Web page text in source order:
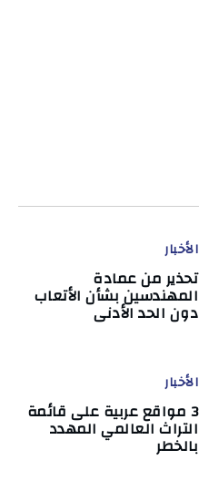
الأخبار
تحذير من عمادة
المهندسين بشأن الأتعاب
دون الحد الأدنى
الأخبار
3 مواقع عربية على قائمة
التراث العالمي المهدد
بالخطر